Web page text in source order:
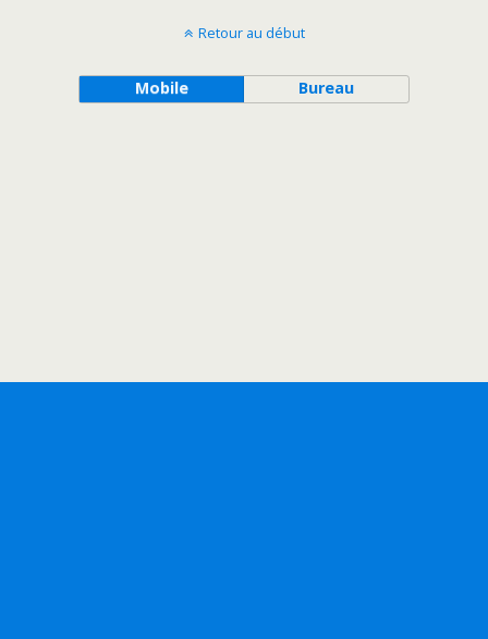
Retour au début
Mobile Bureau